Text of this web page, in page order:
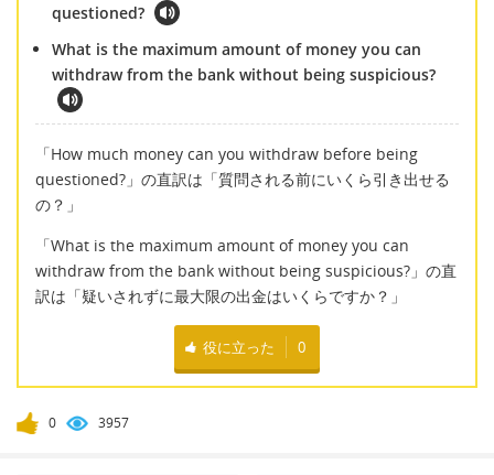
questioned?
What is the maximum amount of money you can
withdraw from the bank without being suspicious?
「How much money can you withdraw before being
questioned?」の直訳は「質問される前にいくら引き出せる
の？」
「What is the maximum amount of money you can
withdraw from the bank without being suspicious?」の直
訳は「疑いされずに最大限の出金はいくらですか？」
役に立った 0
0 3957